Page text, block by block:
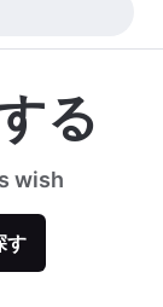
る
wish
す